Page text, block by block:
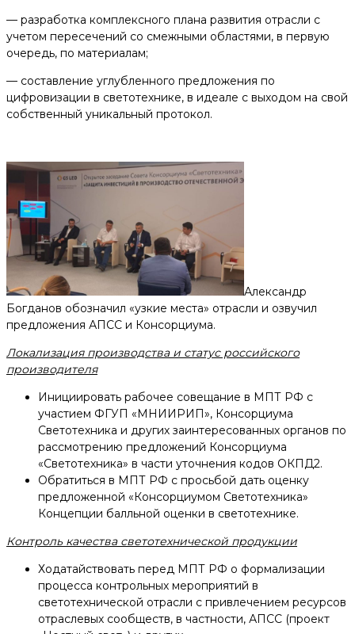
— разработка комплексного плана развития отрасли с
учетом пересечений со смежными областями, в первую
очередь, по материалам;
— составление углубленного предложения по
цифровизации в светотехнике, в идеале с выходом на свой
собственный уникальный протокол.
Александр
Богданов обозначил «узкие места» отрасли и озвучил
предложения АПСС и Консорциума.
Локализация производства и статус российского
производителя
Инициировать рабочее совещание в МПТ РФ с
участием ФГУП «МНИИРИП», Консорциума
Светотехника и других заинтересованных органов по
рассмотрению предложений Консорциума
«Светотехника» в части уточнения кодов ОКПД2.
Обратиться в МПТ РФ с просьбой дать оценку
предложенной «Консорциумом Светотехника»
Концепции балльной оценки в светотехнике.
Контроль качества светотехнической продукции
Ходатайствовать перед МПТ РФ о формализации
процесса контрольных мероприятий в
светотехнической отрасли с привлечением ресурсов
отраслевых сообществ, в частности, АПСС (проект